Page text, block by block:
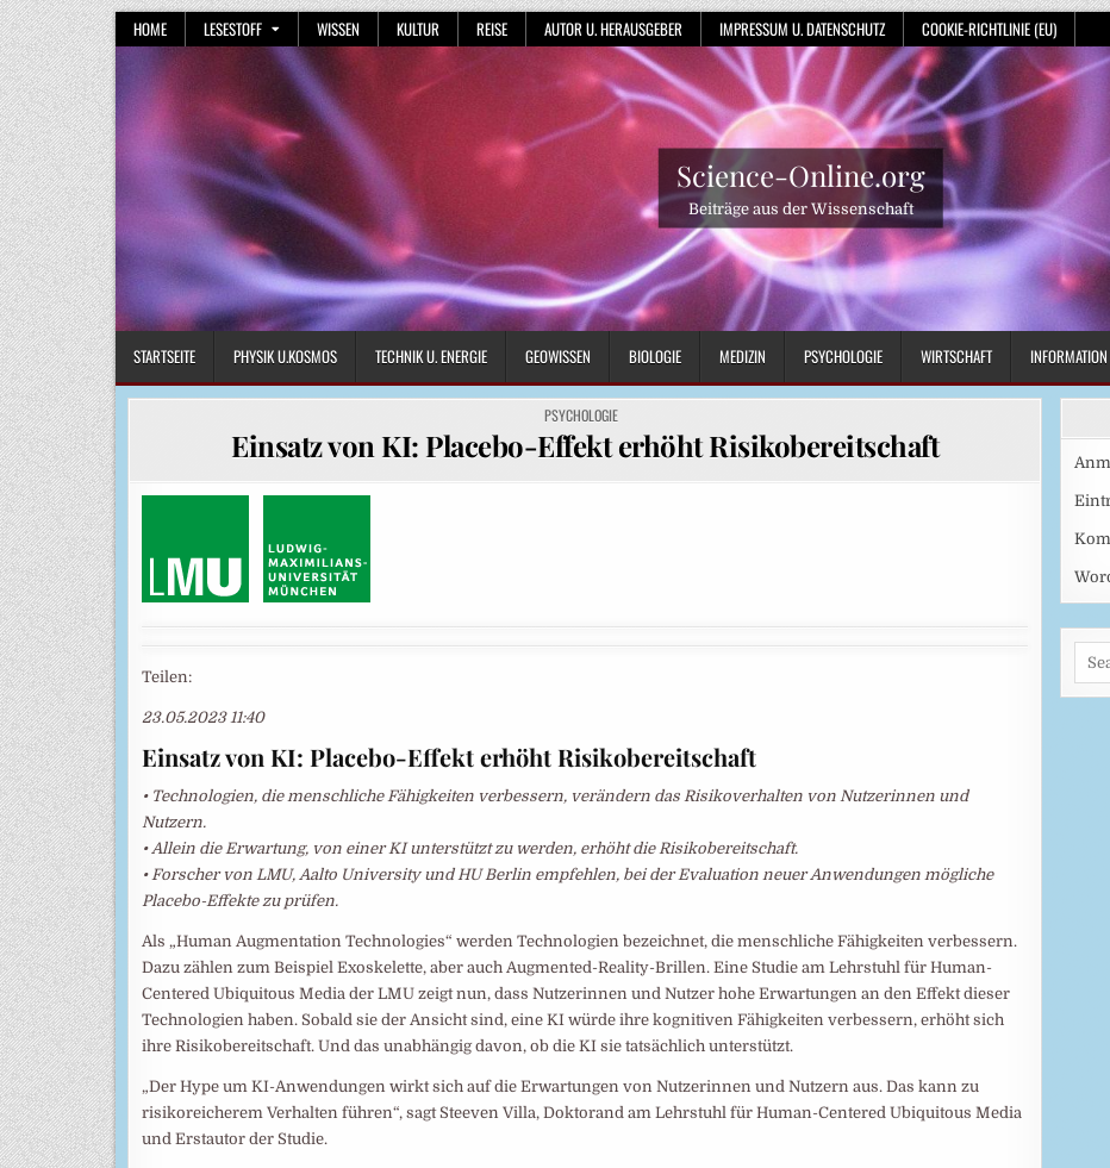
Skip
to
content
HOME LESESTOFF WISSEN KULTUR REISE AUTOR U. HERAUSGEBER IMPRESSUM U. DATENSCHUTZ COOKIE-RICHTLINIE (EU)
Science-Online.org
Beiträge aus der Wissenschaft
STARTSEITE PHYSIK U.KOSMOS TECHNIK U. ENERGIE GEOWISSEN BIOLOGIE MEDIZIN PSYCHOLOGIE WIRTSCHAFT INFORMATION
POSTED
IN
PSYCHOLOGIE
Einsatz von KI: Placebo-Effekt erhöht Risikobereitschaft
Teilen:
23.05.2023 11:40
Einsatz von KI: Placebo-Effekt erhöht Risikobereitschaft
• Technologien, die menschliche Fähigkeiten verbessern, verändern das Risikoverhalten von Nutzerinnen und
Nutzern.
• Allein die Erwartung, von einer KI unterstützt zu werden, erhöht die Risikobereitschaft.
• Forscher von LMU, Aalto University und HU Berlin empfehlen, bei der Evaluation neuer Anwendungen mögliche
Placebo-Effekte zu prüfen.
Als „Human Augmentation Technologies“ werden Technologien bezeichnet, die menschliche Fähigkeiten verbessern.
Dazu zählen zum Beispiel Exoskelette, aber auch Augmented-Reality-Brillen. Eine Studie am Lehrstuhl für Human-
Centered Ubiquitous Media der LMU zeigt nun, dass Nutzerinnen und Nutzer hohe Erwartungen an den Effekt dieser
Technologien haben. Sobald sie der Ansicht sind, eine KI würde ihre kognitiven Fähigkeiten verbessern, erhöht sich
ihre Risikobereitschaft. Und das unabhängig davon, ob die KI sie tatsächlich unterstützt.
„Der Hype um KI-Anwendungen wirkt sich auf die Erwartungen von Nutzerinnen und Nutzern aus. Das kann zu
risikoreicherem Verhalten führen“, sagt Steeven Villa, Doktorand am Lehrstuhl für Human-Centered Ubiquitous Media
und Erstautor der Studie.